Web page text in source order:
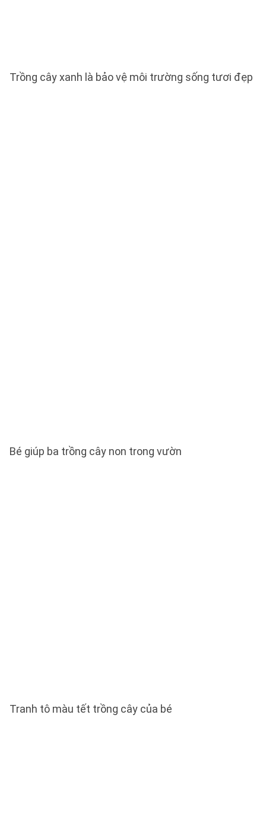
Trồng cây xanh là bảo vệ môi trường sống tươi đẹp
Bé giúp ba trồng cây non trong vườn
Tranh tô màu tết trồng cây của bé